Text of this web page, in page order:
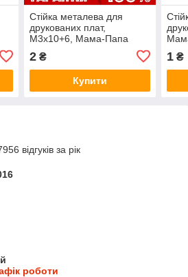
Стійка металева для
друкованих плат,
M3x10+6, Мама-Папа
2₴
Купити
1 ₴
відгуків за рік
роботи